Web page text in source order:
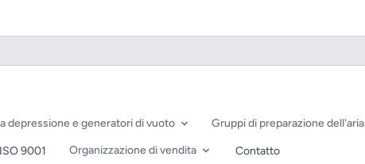
depressione e generatori di vuoto Gruppi di preparazione dell'aria
9001 Organizzazione di vendita Contatto